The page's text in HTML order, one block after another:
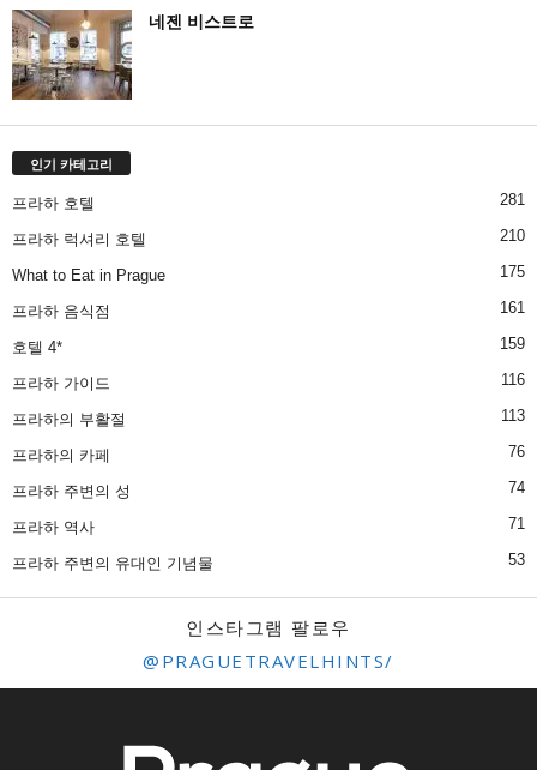
네젠 비스트로
인기 카테고리
프라하 호텔 281
프라하 럭셔리 호텔 210
What to Eat in Prague 175
프라하 음식점 161
호텔 4* 159
프라하 가이드 116
프라하의 부활절 113
프라하의 카페 76
프라하 주변의 성 74
프라하 역사 71
프라하 주변의 유대인 기념물 53
인스타그램 팔로우
@PRAGUETRAVELHINTS/